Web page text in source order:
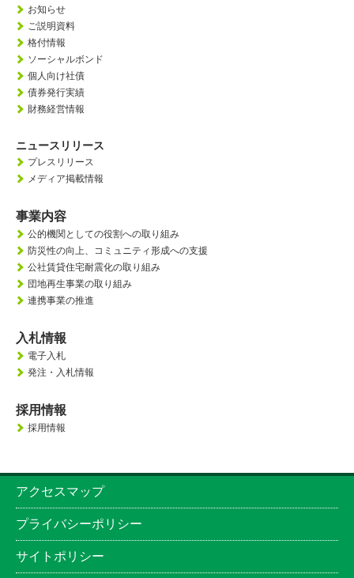
お知らせ
ご説明資料
格付情報
ソーシャルボンド
個人向け社債
債券発行実績
財務経営情報
ニュースリリース
プレスリリース
メディア掲載情報
事業内容
公的機関としての役割への取り組み
防災性の向上、
コミュニティ形成への支援
公社賃貸住宅耐震化の取り組み
団地再生事業の取り組み
連携事業の推進
入札情報
電子入札
発注・入札情報
採用情報
採用情報
アクセスマップ
プライバシーポリシー
サイトポリシー